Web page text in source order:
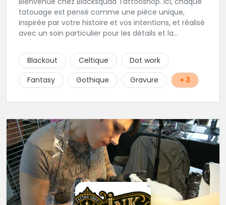
tatouage est pensé comme une pièce unique,
inspirée par votre histoire et vos intentions, et réalisé
avec un soin particulier pour les détails et la
talentueux, capables de travailler une large gamme
de styles, pour vous offrir des créations aussi variées
que chargées de sens. Tout au long de l’année, nous
accueillons également des guests venus d’horizons
bâtiment chargé d’histoire, Blacksquad Tattooshop
est un lieu où se mêlent intimité, créativité et bien-
être. Ici, on tatoue pour marquer la peau et l’âme. 🌐
RDV : https://www.blacksquad-
tattooshop.com/contact
Blackout Celtique
Dot work
Fantasy
Gothique Gravure + 3